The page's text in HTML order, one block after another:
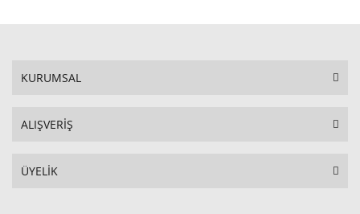
KURUMSAL
ALIŞVERİŞ
ÜYELİK